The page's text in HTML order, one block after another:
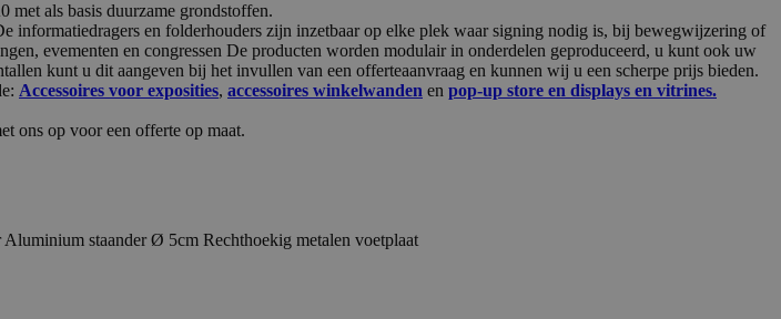
met als basis duurzame grondstoffen.
informatiedragers en folderhouders zijn inzetbaar op elke plek waar signing nodig is, bij bewegwijzering of
evementen en congressen De producten worden modulair in onderdelen geproduceerd, u kunt ook uw
kunt u dit aangeven bij het invullen van een offerteaanvraag en kunnen wij u een scherpe prijs bieden.
Accessoires voor exposities, accessoires winkelwanden en pop-up store en displays en vitrines.
ons op voor een offerte op maat.
staander Ø 5cm Rechthoekig metalen voetplaat